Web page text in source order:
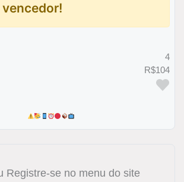
4
R$104
Registre-se no menu do site